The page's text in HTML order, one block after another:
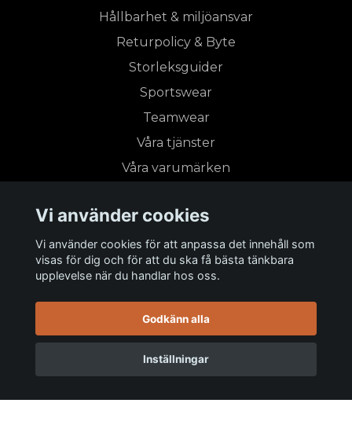
Hållbarhet & miljöansvar
Returpolicy & Byte
Storleksguider
Sportswear
Teamwear
Våra tjänster
Våra varumärken
Prenumerera på vårt nyhetsbrev
Vi använder cookies
Vi använder cookies för att anpassa det innehåll som
visas för dig och för att du ska få bästa tänkbara
upplevelse när du handlar hos oss.
Godkänn alla
Inställningar